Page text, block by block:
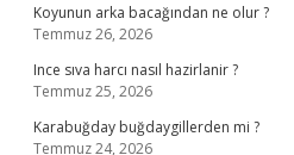
Koyunun arka bacağından ne olur ?
Temmuz 26, 2026
Ince sıva harcı nasıl hazirlanir ?
Temmuz 25, 2026
Karabuğday buğdaygillerden mi ?
Temmuz 24, 2026